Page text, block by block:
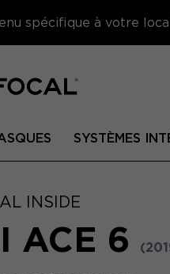
spécifique à votre
SYSTÈMES
INSIDE
ACE 6